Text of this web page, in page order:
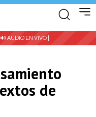
🔊 AUDIO EN VIVO |
de